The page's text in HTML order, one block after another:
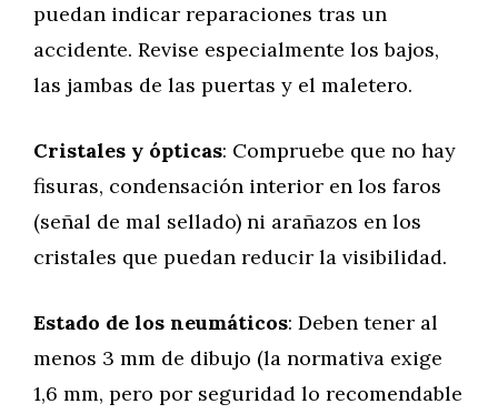
puedan indicar reparaciones tras un
accidente. Revise especialmente los bajos,
las jambas de las puertas y el maletero.
Cristales y ópticas: Compruebe que no hay
fisuras, condensación interior en los faros
(señal de mal sellado) ni arañazos en los
cristales que puedan reducir la visibilidad.
Estado de los neumáticos: Deben tener al
menos 3 mm de dibujo (la normativa exige
1,6 mm, pero por seguridad lo recomendable